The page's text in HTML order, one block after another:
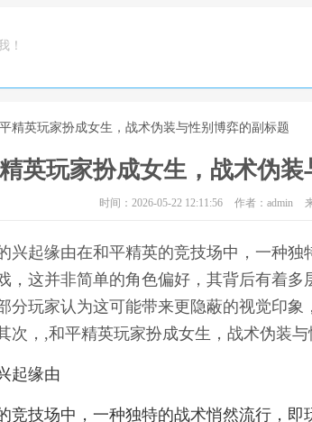
！
精英玩家扮成女生，战术伪装与性别博弈的副标题
英玩家扮成女生，战术伪
时间：2026-05-22 12:11:56 作者：admin
兴起缘由在和平精英的竞技场中，一种
，这并非简单的角色偏好，其背后有着
分玩家认为这可能带来更隐蔽的视觉印
次，,和平精英玩家扮成女生，战术伪装
起缘由
竞技场中，一种独特的战术悄然流行，